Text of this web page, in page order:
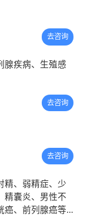
的研究者在
一项研究成
与勃起功能
龄在20岁及
去咨询
腺疾病、生殖感
去咨询
去咨询
精、弱精症、少
精囊炎、男性不
癌、前列腺癌等